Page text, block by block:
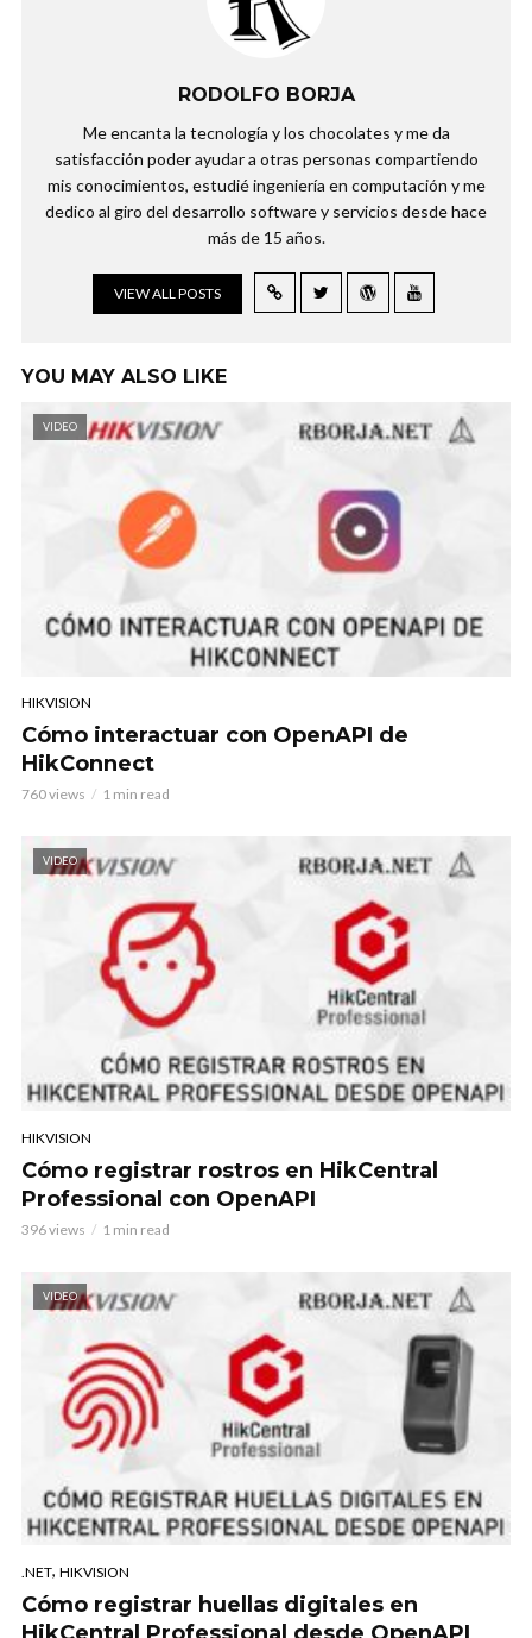
RODOLFO BORJA
Me encanta la tecnología y los chocolates y me da
satisfacción poder ayudar a otras personas compartiendo
mis conocimientos, estudié ingeniería en computación y me
dedico al giro del desarrollo software y servicios desde hace
más de 15 años.
VIEW ALL POSTS
YOU MAY ALSO LIKE
VIDEO
HIKVISION
Cómo interactuar con OpenAPI de
HikConnect
760 views 1 min read
VIDEO
HIKVISION
Cómo registrar rostros en HikCentral
Professional con OpenAPI
396 views 1 min read
VIDEO
.NET, HIKVISION
Cómo registrar huellas digitales en